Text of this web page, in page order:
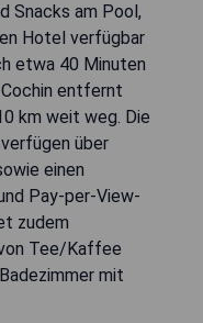
Snacks am Pool,
Hotel verfügbar
etwa 40 Minuten
entfernt
km weit weg. Die
über
einen
Pay-per-View-
zudem
Tee/Kaffee
mit